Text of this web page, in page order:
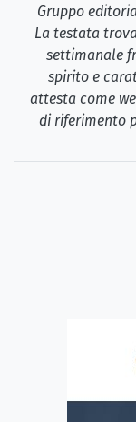
Gruppo
La testata
settimanale
spirito e
attesta come
di riferimento